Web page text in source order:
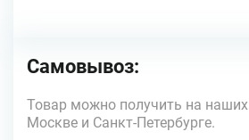
Самовывоз:
Товар можно получить на
Москве и Санкт-Петербурге.